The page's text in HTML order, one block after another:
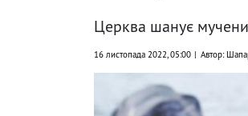
Церква шанує
16 листопада 2022, 05:00 Автор: